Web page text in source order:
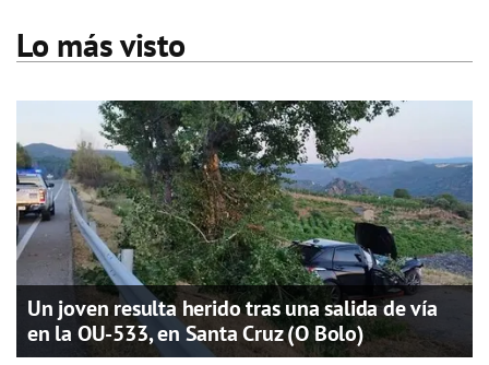
Lo más visto
Un joven resulta herido tras una salida de vía
en la OU-533, en Santa Cruz (O Bolo)